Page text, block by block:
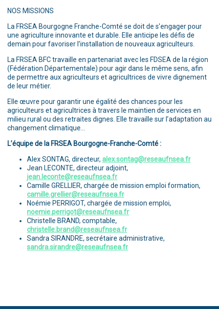
NOS MISSIONS
La FRSEA Bourgogne Franche-Comté se doit de s’engager pour
une agriculture innovante et durable. Elle anticipe les défis de
demain pour favoriser l’installation de nouveaux agriculteurs.
La FRSEA BFC travaille en partenariat avec les FDSEA de la région
(Fédération Départementale) pour agir dans le même sens, afin
de permettre aux agriculteurs et agricultrices de vivre dignement
de leur métier.
Elle œuvre pour garantir une égalité des chances pour les
agriculteurs et agricultrices à travers le maintien de services en
milieu rural ou des retraites dignes. Elle travaille sur l’adaptation au
changement climatique…
L’équipe de la FRSEA Bourgogne-Franche-Comté :
Alex SONTAG, directeur, alex.sontag@reseaufnsea.fr
Jean LECONTE, directeur adjoint,
jean.leconte@reseaufnsea.fr
Camille GRELLIER, chargée de mission emploi formation,
camille.grellier@reseaufnsea.fr
Noémie PERRIGOT, chargée de mission emploi,
noemie.perrigot@reseaufnsea.fr
Christelle BRAND, comptable,
christelle.brand@reseaufnsea.fr
Sandra SIRANDRE, secrétaire administrative,
sandra.sirandre@reseaufnsea.fr